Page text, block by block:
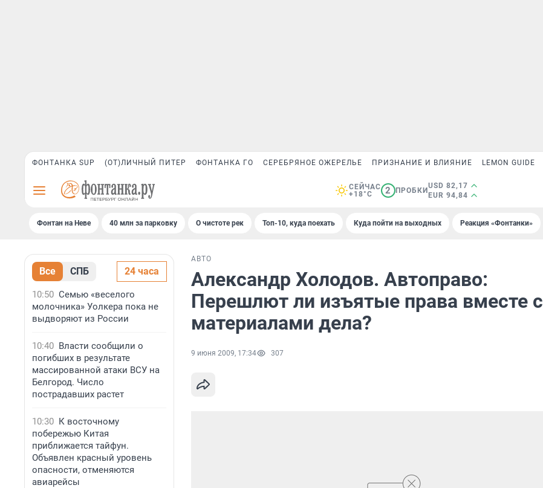
ФОНТАНКА SUP (ОТ)ЛИЧНЫЙ ПИТЕР ФОНТАНКА ГО СЕРЕБРЯНОЕ ОЖЕРЕЛЬЕ ПРИЗНАНИЕ И ВЛИЯНИЕ LEMON GUIDE
СЕЙЧАС
+18°C
2 ПРОБКИ
USD 82,17
EUR 94,84
Фонтан на Неве 40 млн за парковку О чистоте рек Топ-10, куда поехать Куда пойти на выходных Реакция «Фонтанки»
Все СПБ 24 часа
10:50 Семью «веселого
молочника» Уолкера пока не
выдворяют из России
10:40 Власти сообщили о
погибших в результате
массированной атаки ВСУ на
Белгород. Число
пострадавших растет
10:30 К восточному
побережью Китая
приближается тайфун.
Объявлен красный уровень
опасности, отменяются
авиарейсы
АВТО
Александр Холодов. Автоправо:
Перешлют ли изъятые права вместе с
материалами дела?
9 июня 2009, 17:34 307